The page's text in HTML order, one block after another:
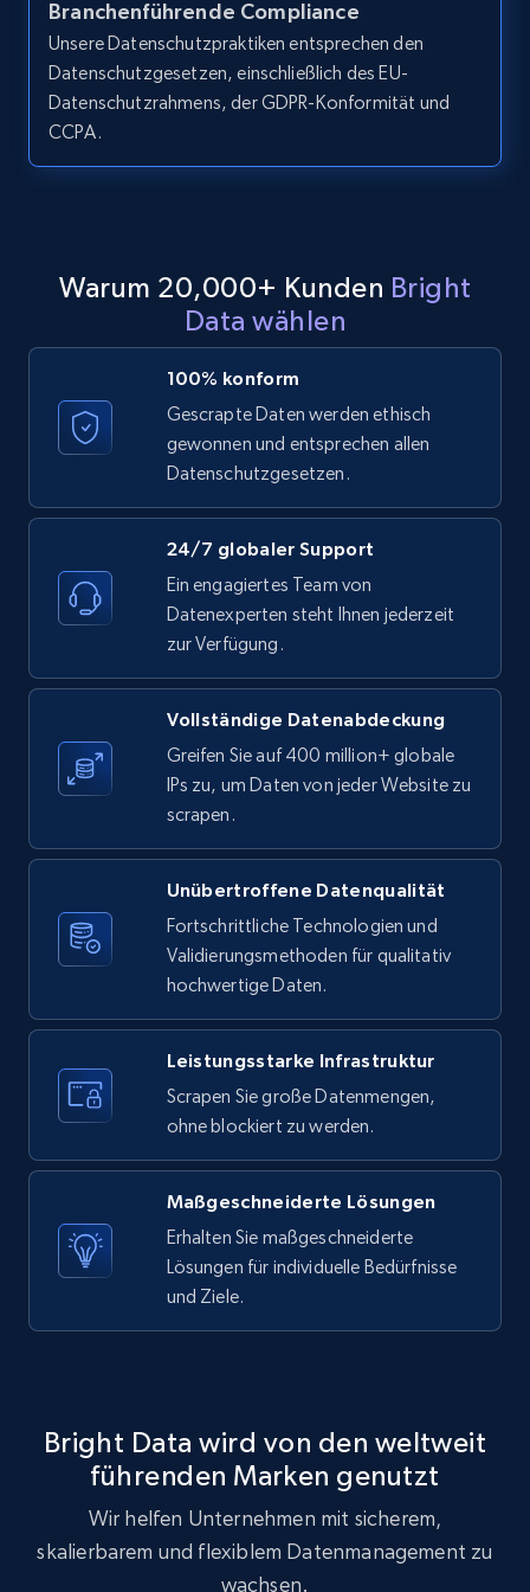
LinkedIn posts - Discover posts by Profile
URL
URL, ID, User id, Use url, Title, Headline, Post
text, Date posted, and more.
LinkedIn posts - Discover new posts
URL, ID, User id, Use url, Title, Headline, Post
text, Date posted, and more.
1.5K+
X (formerly Twitter) - Posts
ID, User posted, Name, Description, Date
posted, Photos, URL, Quoted post, and more.
X (formerly Twitter) - Posts - Collecting
Twitter posts URLs
ID, User posted, Name, Description, Date
posted, Photos, URL, Quoted post, and more.
1.2K+ Gratis testen
X (formerly Twitter) - Posts - Getting x
posts by array of profiles
ID, User posted, Name, Description, Date
10.4K+
engagement rate, Comment engagement rate,
Like engagement rate, Bio link, Predicted lang,
and more.
8.3K+ 963+ Gratis testen
Branchenführende Compliance
Unsere Datenschutzpraktiken entsprechen den
Datenschutzgesetzen, einschließlich des EU-
Datenschutzrahmens, der GDPR-Konformität und
CCPA.
Warum 20,000+ Kunden Bright
Data wählen
100% konform
Gescrapte Daten werden ethisch
gewonnen und entsprechen allen
Datenschutzgesetzen.
24/7 globaler Support
Ein engagiertes Team von
Datenexperten steht Ihnen jederzeit
zur Verfügung.
Vollständige Datenabdeckung
Greifen Sie auf 400 million+ globale
IPs zu, um Daten von jeder Website zu
scrapen.
Unübertroffene Datenqualität
Fortschrittliche Technologien und
Validierungsmethoden für qualitativ
hochwertige Daten.
Leistungsstarke Infrastruktur
Scrapen Sie große Datenmengen,
ohne blockiert zu werden.
Maßgeschneiderte Lösungen
Erhalten Sie maßgeschneiderte
Lösungen für individuelle Bedürfnisse
und Ziele.
Bright Data wird von den weltweit
führenden Marken genutzt
Wir helfen Unternehmen mit sicherem,
skalierbarem und flexiblem Datenmanagement zu
wachsen.